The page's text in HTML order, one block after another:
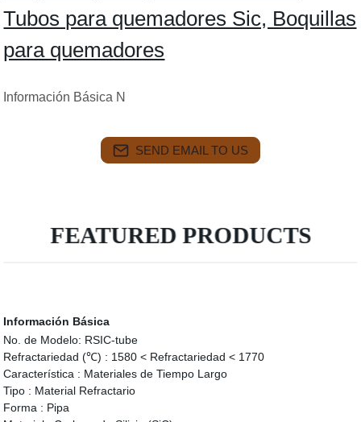
Tubos para quemadores Sic, Boquillas
para quemadores
Información Básica N
SEND EMAIL TO US
FEATURED PRODUCTS
Información Básica
No. de Modelo: RSIC-tube
Refractariedad (℃) : 1580 < Refractariedad < 1770
Característica : Materiales de Tiempo Largo
Tipo : Material Refractario
Forma : Pipa